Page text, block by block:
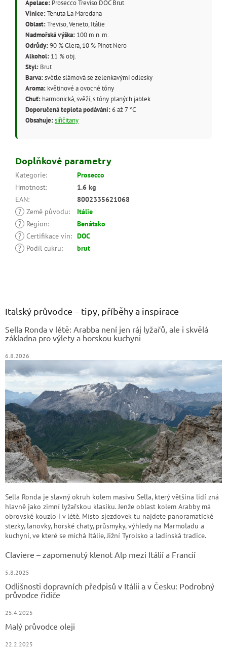
Apelace:Prosecco Treviso DOC Brut
Vinice:Tenuta La Maredana
Oblast:Treviso, Veneto, Itálie
Nadmořská výška:100 m n. m.
Odrůdy:90 % Glera, 10 % Pinot Nero
Alkohol:11 % obj.
Styl:Brut
Barva:světle slámová se zelenkavými odlesky
Aroma:květinové a ovocné tóny
Chuť:harmonická, svěží, s tóny planých jablek
Doporučená teplota podávání:6 až 7 °C
Obsahuje:siřičitany
Doplňkové parametry
Kategorie:
Prosecco
Hmotnost:
1.6 kg
EAN:
8002335621068
? Země původu:
Itálie
?
Region:
Benátsko
? Certifikace vín: DOC
?
Podíl cukru: brut
Italský průvodce – tipy, příběhy a inspirace
Sella Ronda v létě: Arabba není jen ráj lyžařů, ale i skvělá
základna pro výlety a horskou kuchyni
6.8.2026
Sella Ronda je slavný okruh kolem masivu Sella, který většina lidí zná
hlavně jako zimní lyžařskou klasiku. Jenže oblast kolem Arabby má
obrovské kouzlo i v létě. Místo sjezdovek tu najdete panoramatické
stezky, lanovky, horské chaty, průsmyky, výhledy na Marmoladu a
kuchyni, ve které se míchá Itálie, Jižní Tyrolsko a ladinská tradice.
Claviere – zapomenutý klenot Alp mezi Itálií a Francií
5.8.2025
Odlišnosti dopravních předpisů v Itálii a v Česku: Podrobný
průvodce řidiče
25.4.2025
Malý průvodce oleji
22.2.2025